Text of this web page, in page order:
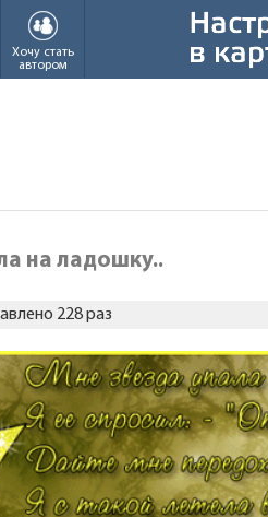
Хочу стать
автором
на ладошку..
228 раз